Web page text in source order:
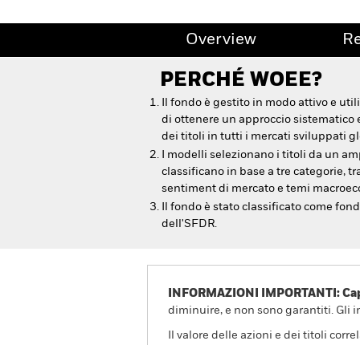
Overview
PERCHÉ WOEE?
Il fondo è gestito in modo attivo e
di ottenere un approccio sistematico
dei titoli in tutti i mercati sviluppati
I modelli selezionano i titoli da un
classificano in base a tre categorie,
sentiment di mercato e temi
Il fondo è stato classificato come
dell'SFDR.
INFORMAZIONI IMPORTANTI:
diminuire, e non sono garantiti. Gli
Il valore delle azioni e dei titoli